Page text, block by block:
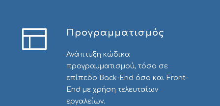
Προγραμματισμός
Ανάπτυξη κώδικα
προγραμματισμού, τόσο σε
επίπεδο Back-End όσο και Front-
End με χρήση τελευταίων
εργαλείων.